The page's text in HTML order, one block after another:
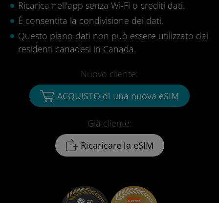
Ricarica nell'app senza Wi-Fi o crediti dati.
È consentita la condivisione dei dati.
Questo piano dati non può essere utilizzato dai
residenti canadesi in Canada.
Già cliente:
Ricaricare la eSIM
Nuovo cliente:
ACQUISTO di una nuova eSIM